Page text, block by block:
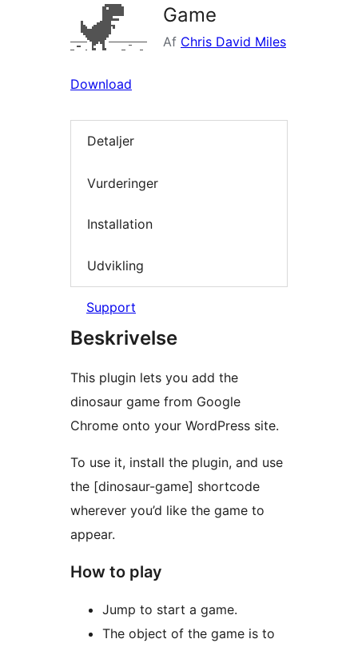
Game
Af Chris David Miles
Download
Detaljer
Vurderinger
Installation
Udvikling
Support
Beskrivelse
This plugin lets you add the
dinosaur game from Google
Chrome onto your WordPress site.
To use it, install the plugin, and use
the [dinosaur-game] shortcode
wherever you’d like the game to
appear.
How to play
Jump to start a game.
The object of the game is to